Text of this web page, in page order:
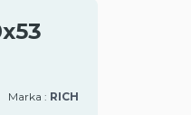
Marka : RICH